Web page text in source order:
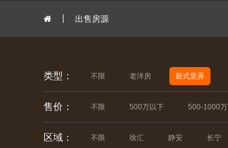
出售房源
类型： 不限 老洋房 新式里弄
售价： 不限 500万以下 500-1000万
区域： 不限 徐汇 静安 长宁